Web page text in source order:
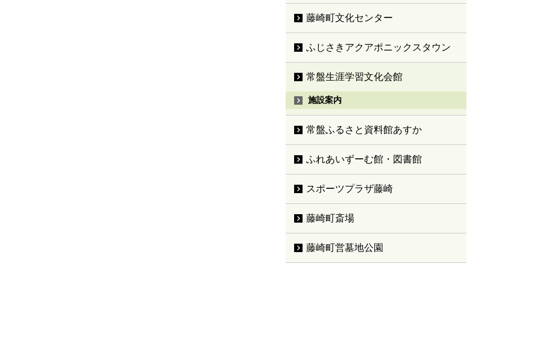
藤崎町文化センター
ふじさきアクアポニックスタウン
常盤生涯学習文化会館
施設案内
常盤ふるさと資料館あすか
ふれあいずーむ館・図書館
スポーツプラザ藤崎
藤崎町斎場
藤崎町営墓地公園